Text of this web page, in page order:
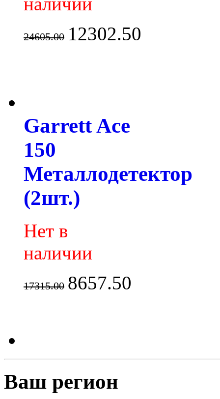
24605.00 12302.50
Garrett Ace
150
Металлодетектор
(2шт.)
Нет в
наличии
17315.00 8657.50
Ваш регион